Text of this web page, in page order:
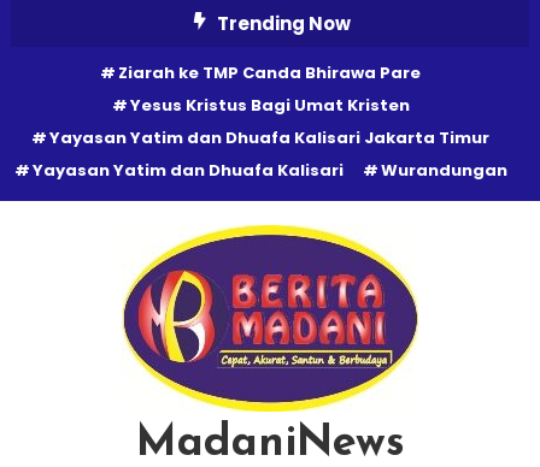
Trending Now
Ziarah ke TMP Canda Bhirawa Pare
Yesus Kristus Bagi Umat Kristen
Yayasan Yatim dan Dhuafa Kalisari Jakarta Timur
Yayasan Yatim dan Dhuafa Kalisari
Wurandungan
MadaniNews